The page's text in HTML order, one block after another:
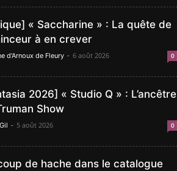
« Saccharine » : La quête de
à en crever
d'Arnoux de Fleury - 6 août 2026 0
2026] « Studio Q » : L’ancêtre
Show
- 5 août 2026 0
de hache dans le catalogue